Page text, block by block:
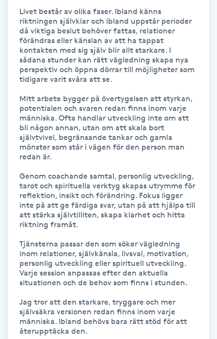
Friskvård
Friskvårdsmassage
Frisör
Funktionsanalys
Färgning
Föning
Gel naglar
Gelenaglar
Gellack
Gellack med förstärkning
Gravidmassage
Gravidyoga
Livet består av olika faser. Ibland känns
riktningen självklar och ibland uppstår perioder
då viktiga beslut behöver fattas, relationer
förändras eller känslan av att ha tappat
kontakten med sig själv blir allt starkare. I
sådana stunder kan rätt vägledning skapa nya
perspektiv och öppna dörrar till möjligheter som
tidigare varit svåra att se.
Mitt arbete bygger på övertygelsen att styrkan,
potentialen och svaren redan finns inom varje
människa. Ofta handlar utveckling inte om att
bli någon annan, utan om att skala bort
självtvivel, begränsande tankar och gamla
mönster som står i vägen för den person man
redan är.
Genom coachande samtal, personlig utveckling,
tarot och spirituella verktyg skapas utrymme för
reflektion, insikt och förändring. Fokus ligger
inte på att ge färdiga svar, utan på att hjälpa till
att stärka självtilliten, skapa klarhet och hitta
riktning framåt.
Tjänsterna passar den som söker vägledning
inom relationer, självkänsla, livsval, motivation,
personlig utveckling eller spirituell utveckling.
Varje session anpassas efter den aktuella
situationen och de behov som finns i stunden.
Jag tror att den starkare, tryggare och mer
självsäkra versionen redan finns inom varje
människa. Ibland behövs bara rätt stöd för att
återupptäcka den.